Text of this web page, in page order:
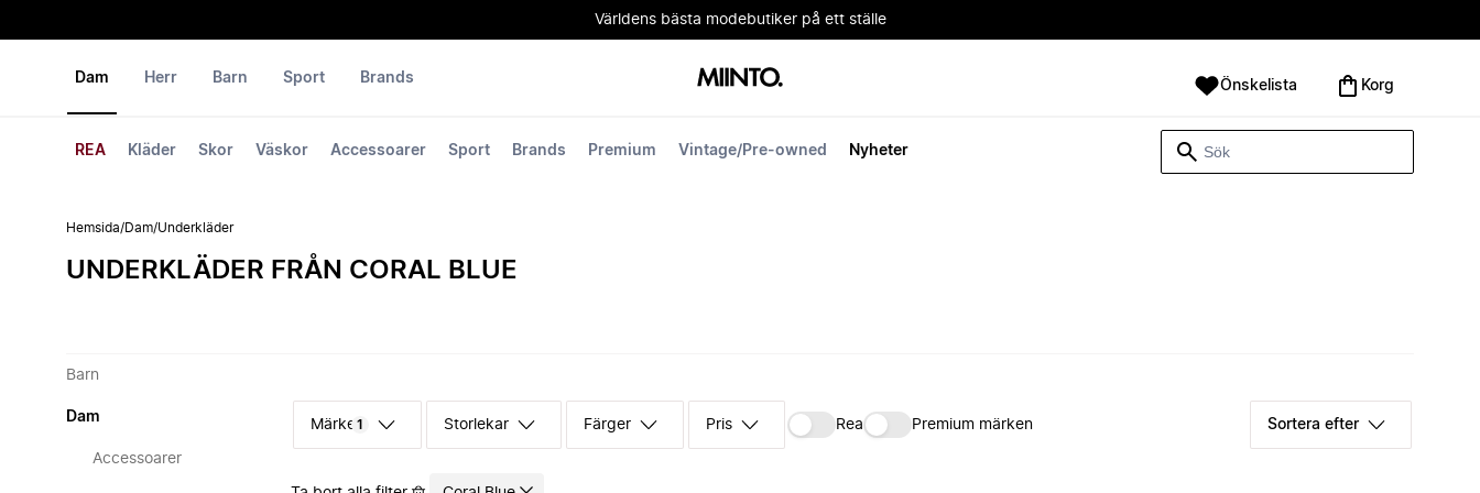
Världens bästa modebutiker på ett ställe
Dam
REA Kläder Skor Väskor Accessoarer Sport Brands Premium Vintage/Pre-owned Nyheter
Herr Barn Sport Brands Önskelista Korg
Hemsida/Dam/Underkläder
UNDERKLÄDER FRÅN CORAL BLUE
Barn
Dam
Accessoarer
Märke 1 Storlekar Färger Pris Rea Premium märken Sortera efter